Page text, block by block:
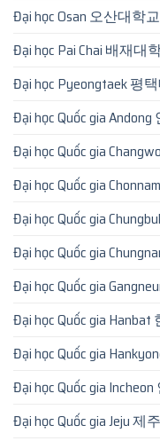
Đại học Osan 오산대학교
Đại học Pai Chai 배재대
Đại học Pyeongtaek 평
Đại học Quốc gia
Đại học Quốc gia
Đại học Quốc gia
Đại học Quốc gia
Đại học Quốc gia
Đại học Quốc gia
Đại học Quốc gia
Đại học Quốc gia
Đại học Quốc gia
Đại học Quốc gia Jeju 제